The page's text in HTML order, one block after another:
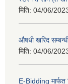
मिति: 04/06/
औषधी खरिद
मिति: 04/06/
E-Bidding मार्फत